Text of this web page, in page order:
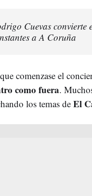
Cuevas convierte
a A Coruña
comenzase el
como fuera.
los temas deEl